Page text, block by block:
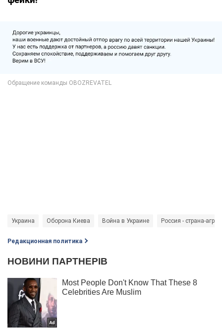
Украина Оборона Киева Война в Украине Россия - страна-
Редакционная политика